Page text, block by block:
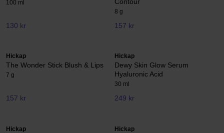
100 ml
130 kr
8 g
157 kr
Hickap
The Wonder Stick Blush & Lips
7 g
157 kr
Hickap
Dewy Skin Glow Serum
Hyaluronic Acid
30 ml
249 kr
Hickap Hickap